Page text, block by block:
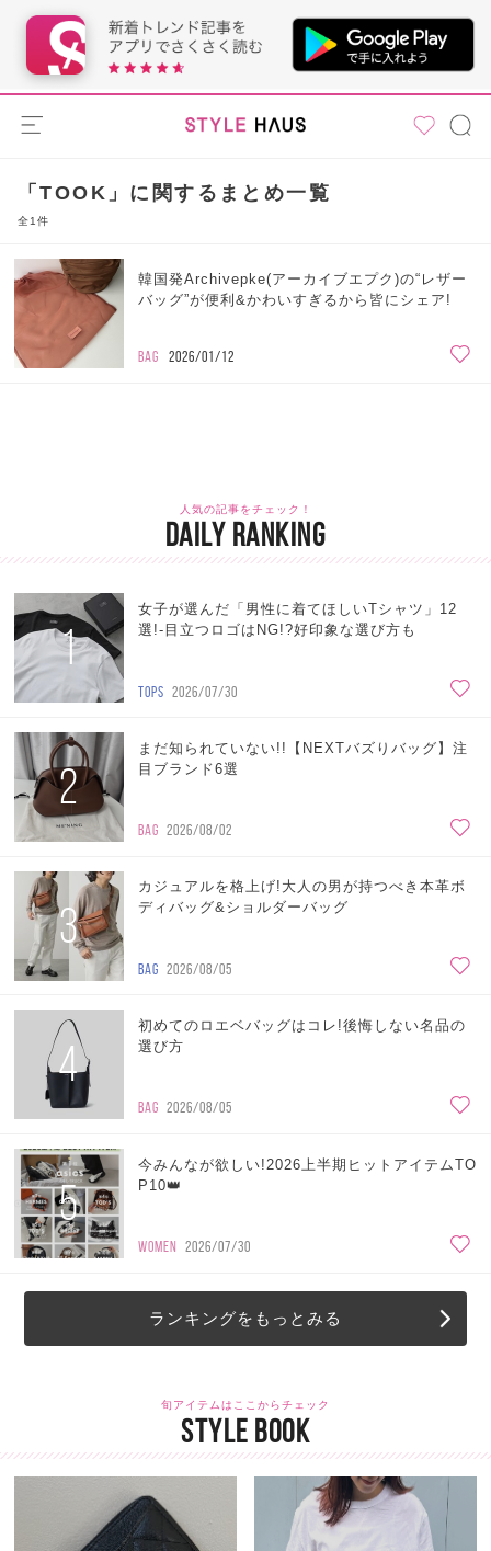
「TOOK」に関するまとめ一覧
全1件
韓国発Archivepke(アーカイブエプク)の“レザー
バッグ”が便利&かわいすぎるから皆にシェア!
BAG 2026/01/12
人気の記事をチェック！
DAILY RANKING
1
女子が選んだ「男性に着てほしいTシャツ」12
選!-目立つロゴはNG!?好印象な選び方も
TOPS 2026/07/30
2
まだ知られていない!!【NEXTバズりバッグ】注
目ブランド6選
BAG 2026/08/02
3
カジュアルを格上げ!大人の男が持つべき本革ボ
ディバッグ&ショルダーバッグ
BAG 2026/08/05
4
初めてのロエベバッグはコレ!後悔しない名品の
選び方
BAG 2026/08/05
5
今みんなが欲しい!2026上半期ヒットアイテムTO
P10👑
WOMEN 2026/07/30
ランキングをもっとみる
旬アイテムはここからチェック
STYLE BOOK